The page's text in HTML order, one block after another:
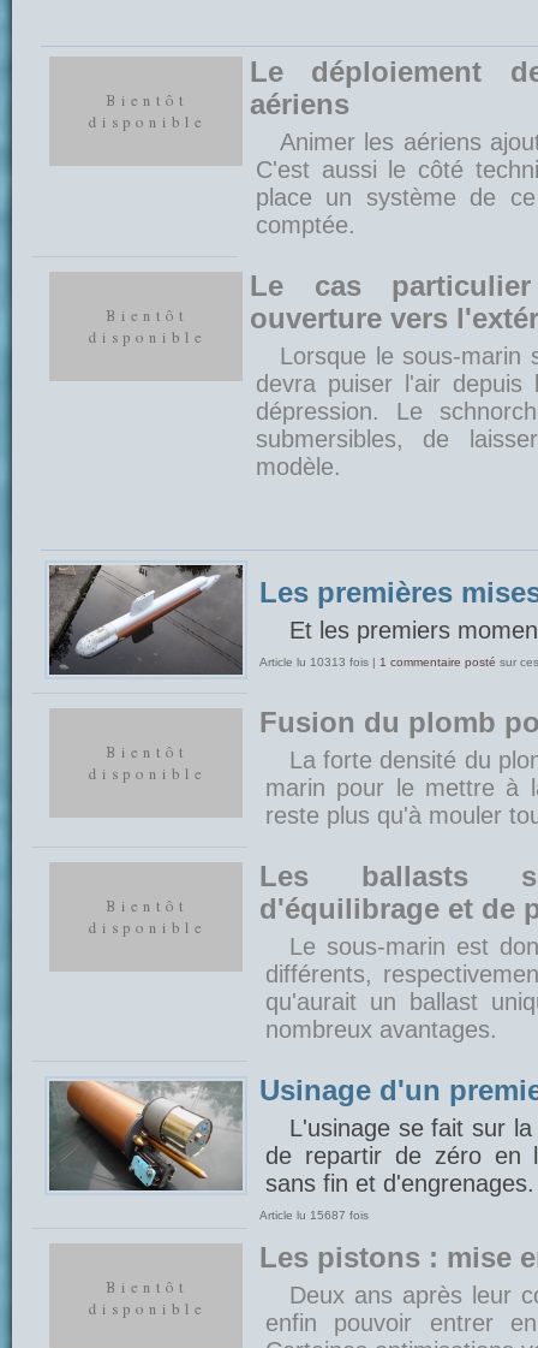
Le déploiement
aériens
Animer les aériens
C'est aussi le côté
place un système de
comptée.
Le cas
ouverture vers
Lorsque le sous-marin
devra puiser l'air
dépression. Le
submersibles, de
modèle.
Les premières
Et les premiers
Article lu 10313 fois | 1 commentaire posté sur
Fusion du plomb
La forte densité du
marin pour le mettre à
reste plus qu'à mouler
Les ballasts
d'équilibrage et de
Le sous-marin est
différents,
qu'aurait un ballast
nombreux avantages.
Usinage d'un
L'usinage se fait sur
de repartir de zéro en
sans fin et d'engrenages.
Article lu 15687 fois
Les pistons : mise
Deux ans après leur
enfin pouvoir entrer